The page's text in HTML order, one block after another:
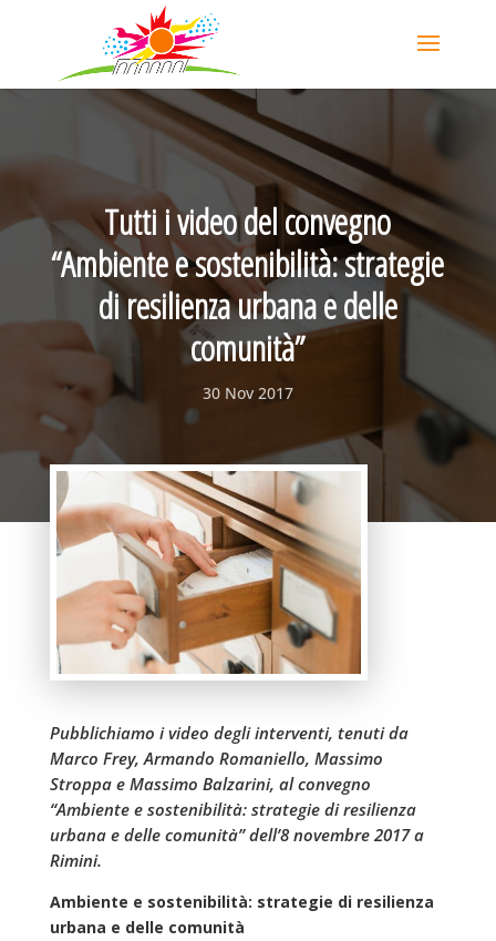
Tutti i video del convegno
“Ambiente e sostenibilità: strategie
di resilienza urbana e delle
comunità”
30 Nov 2017
Pubblichiamo i video degli interventi, tenuti da
Marco Frey, Armando Romaniello, Massimo
Stroppa e Massimo Balzarini, al convegno
“Ambiente e sostenibilità: strategie di resilienza
urbana e delle comunità” dell’8 novembre 2017 a
Rimini.
Ambiente e sostenibilità: strategie di resilienza
urbana e delle comunità